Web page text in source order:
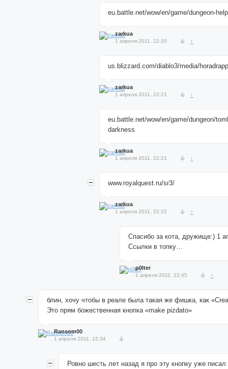
eu.battle.net/wow/en/game/dungeon-
zarkua
1 апреля 2011, 22:20 ↑
us.blizzard.com/diablo3/media/
zarkua
1 апреля 2011, 22:21 ↑
eu.battle.net/wow/en/game/dungeon/
darkness
zarkua
1 апреля 2011, 22:21 ↑
www.royalquest.ru/sr3/
zarkua
1 апреля 2011, 22:22 ↑
Спасибо за кота, дружище:) 1
Ссылки в топку…
p0lter
1 апреля 2011, 22:45 ↑
блин, хочу чтобы в реале была такая же фишка, как
Это прям божественная кнопка «make pizdato»
Ransom00
1 апреля 2011, 15:34
Ровно шесть лет назад я про эту кнопку уже писал